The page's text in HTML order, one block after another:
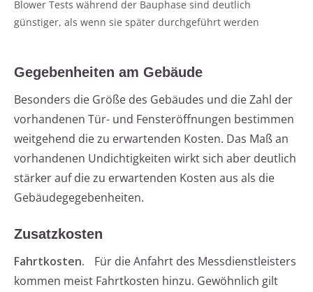
Blower Tests während der Bauphase sind deutlich
günstiger, als wenn sie später durchgeführt werden
Gegebenheiten am Gebäude
Besonders die Größe des Gebäudes und die Zahl der
vorhandenen Tür- und Fensteröffnungen bestimmen
weitgehend die zu erwartenden Kosten. Das Maß an
vorhandenen Undichtigkeiten wirkt sich aber deutlich
stärker auf die zu erwartenden Kosten aus als die
Gebäudegegebenheiten.
Zusatzkosten
Fahrtkosten.
Für die Anfahrt des Messdienstleisters
kommen meist Fahrtkosten hinzu. Gewöhnlich gilt